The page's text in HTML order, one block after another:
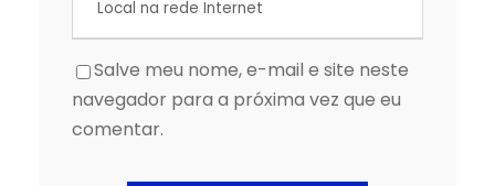
Salve meu nome, e-mail e site neste
navegador para a próxima vez que eu
comentar.